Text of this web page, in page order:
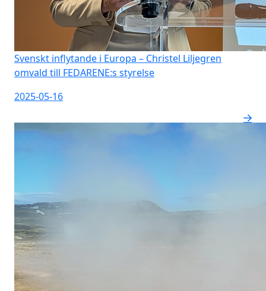
Svenskt inflytande i Europa – Christel Liljegren
omvald till FEDARENE:s styrelse
2025-05-16